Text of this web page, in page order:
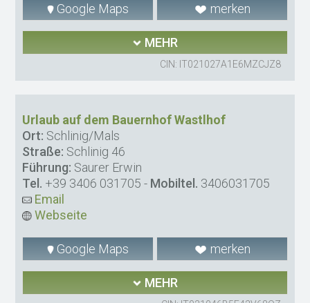
Google Maps merken
MEHR
CIN: IT021027A1E6MZCJZ8
Urlaub auf dem Bauernhof Wastlhof
Ort: Schlinig/Mals
Straße: Schlinig 46
Führung: Saurer Erwin
Tel. +39 3406 031705 - Mobiltel. 3406031705
Email
Webseite
Google Maps merken
MEHR